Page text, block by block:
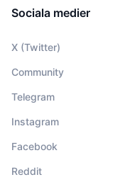
Sociala medier
X (Twitter)
Community
Telegram
Instagram
Facebook
Reddit